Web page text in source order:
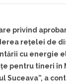
privind
rețelei de
cu energie
pentru tineri în
Suceava”, a